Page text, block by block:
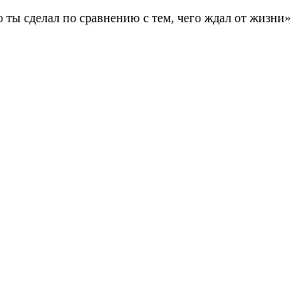
ты сделал по сравнению с тем, чего ждал от жизни»